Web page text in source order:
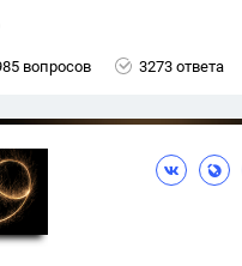
вопросов 3273 ответа